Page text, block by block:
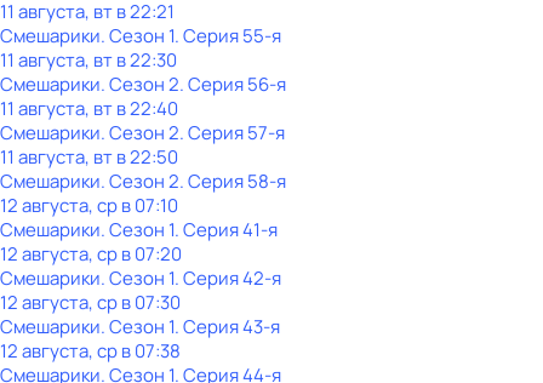
11 августа, вт в 22:21
Смешарики. Сезон 1. Серия 55-я
11 августа, вт в 22:30
Смешарики. Сезон 2. Серия 56-я
11 августа, вт в 22:40
Смешарики. Сезон 2. Серия 57-я
11 августа, вт в 22:50
Смешарики. Сезон 2. Серия 58-я
12 августа, ср в 07:10
Смешарики. Сезон 1. Серия 41-я
12 августа, ср в 07:20
Смешарики. Сезон 1. Серия 42-я
12 августа, ср в 07:30
Смешарики. Сезон 1. Серия 43-я
12 августа, ср в 07:38
Смешарики. Сезон 1. Серия 44-я